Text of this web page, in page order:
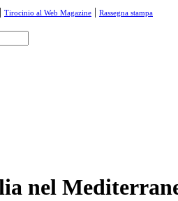
| Tirocinio al Web Magazine | Rassegna stampa
nel